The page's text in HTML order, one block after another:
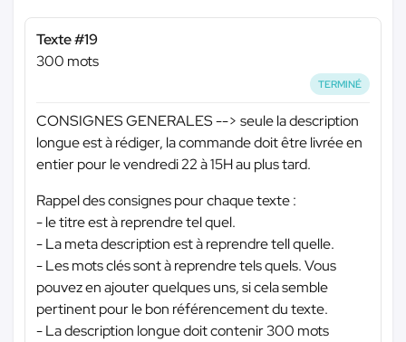
Texte #19
300 mots
TERMINÉ
CONSIGNES GENERALES --> seule la description
longue est à rédiger, la commande doit être livrée en
entier pour le vendredi 22 à 15H au plus tard.
Rappel des consignes pour chaque texte :
- le titre est à reprendre tel quel.
- La meta description est à reprendre tell quelle.
- Les mots clés sont à reprendre tels quels. Vous
pouvez en ajouter quelques uns, si cela semble
pertinent pour le bon référencement du texte.
- La description longue doit contenir 300 mots